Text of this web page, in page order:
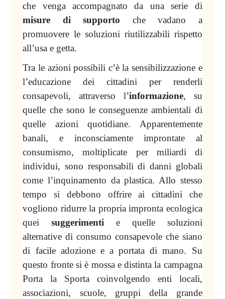
che venga accompagnato da una serie di
misure di supporto che vadano a
promuovere le soluzioni riutilizzabili rispetto
all’usa e getta.
Tra le azioni possibili c’è la sensibilizzazione e
l’educazione dei cittadini per renderli
consapevoli, attraverso l’informazione, su
quelle che sono le conseguenze ambientali di
quelle azioni quotidiane. Apparentemente
banali, e inconsciamente improntate al
consumismo, moltiplicate per miliardi di
individui, sono responsabili di danni globali
come l’inquinamento da plastica. Allo stesso
tempo si debbono offrire ai cittadini che
vogliono ridurre la propria impronta ecologica
queisuggerimenti e quelle soluzioni
alternative di consumo consapevole che siano
di facile adozione e a portata di mano. Su
questo fronte si è mossa e distinta la campagna
Portala Sporta coinvolgendo enti locali,
associazioni, scuole, gruppi della grande